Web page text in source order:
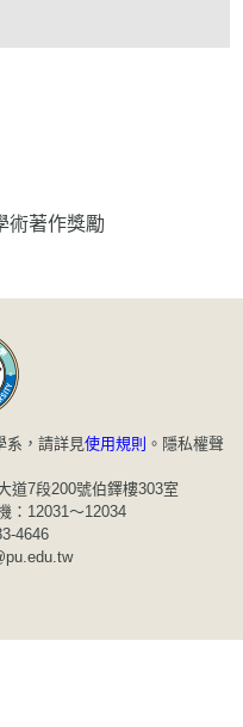
術著作獎勵
系，請詳見使用規則 。 隱私權聲
道7段200號伯鐸樓303室
：12031～12034
4646